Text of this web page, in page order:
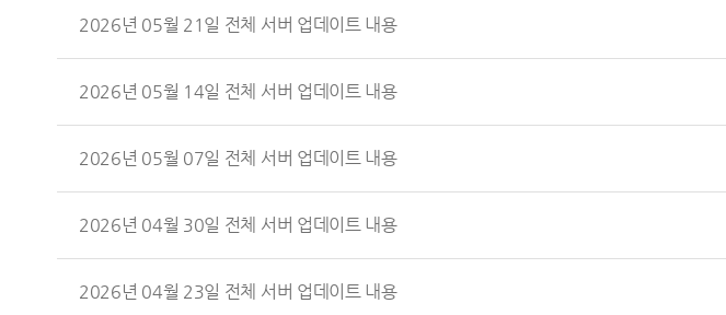
2026년 05월 21일 전체 서버 업데이트 내용
2026년 05월 14일 전체 서버 업데이트 내용
2026년 05월 07일 전체 서버 업데이트 내용
2026년 04월 30일 전체 서버 업데이트 내용
2026년 04월 23일 전체 서버 업데이트 내용